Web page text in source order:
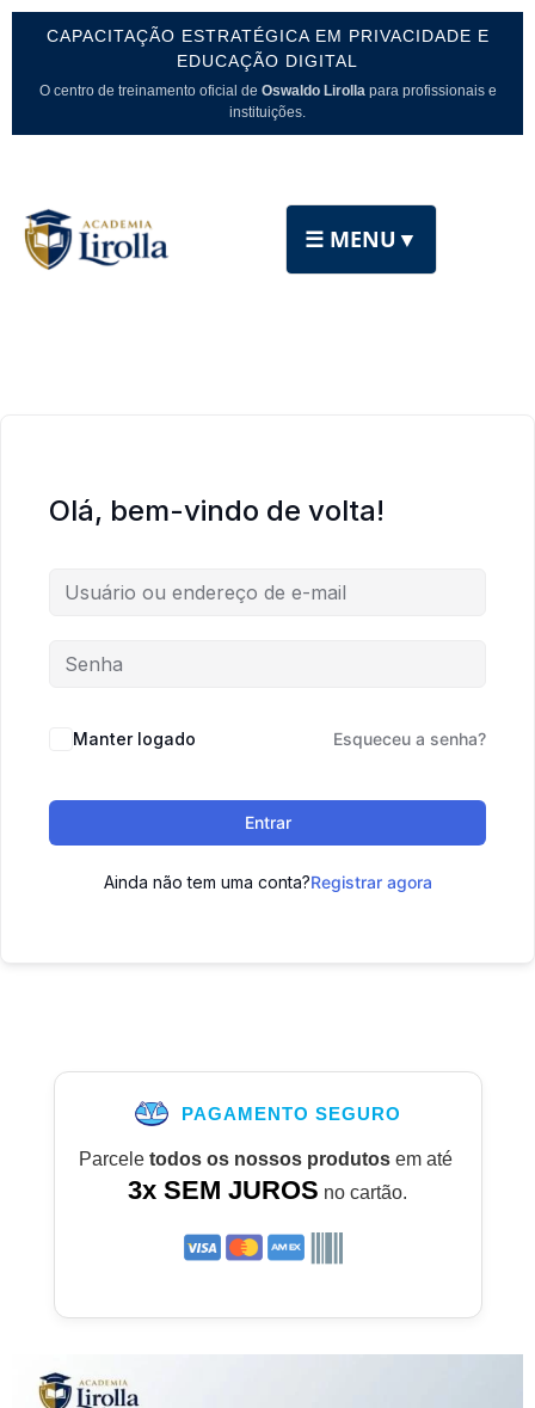
CAPACITAÇÃO ESTRATÉGICA EM PRIVACIDADE E
EDUCAÇÃO DIGITAL
O centro de treinamento oficial de Oswaldo Lirollapara profissionais e
instituições.
☰ MENU ▼
Olá, bem-vindo de volta!
Manter logado Esqueceu a senha?
Entrar
Ainda não tem uma conta?Registrar agora
PAGAMENTO SEGURO
Parcele todos os nossos produtosem até
3x SEM JUROS no cartão.